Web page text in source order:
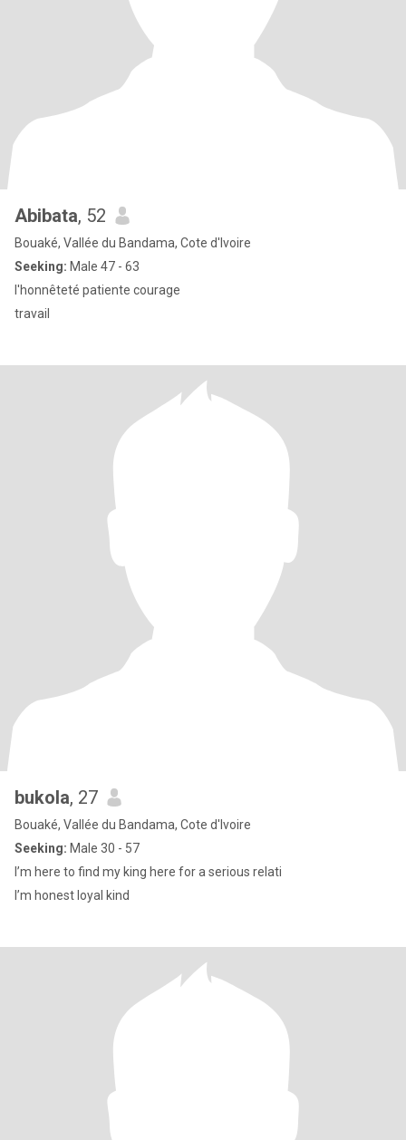
Abibata, 52
Bouaké, Vallée du Bandama, Cote d'Ivoire
Seeking: Male 47 - 63
l'honnêteté patiente courage
travail
bukola, 27
Bouaké, Vallée du Bandama, Cote d'Ivoire
Seeking: Male 30 - 57
I’m here to find my king here for a serious relati
I’m honest loyal kind